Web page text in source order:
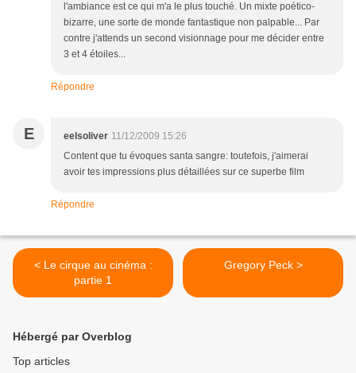
l'ambiance est ce qui m'a le plus touché. Un mixte poético-
bizarre, une sorte de monde fantastique non palpable... Par
contre j'attends un second visionnage pour me décider entre
3 et 4 étoiles...
Répondre
E eelsoliver 11/12/2009 15:26
Content que tu évoques santa sangre: toutefois, j'aimerai
avoir tes impressions plus détaillées sur ce superbe film
Répondre
< Le cirque au cinéma :
partie 1
Gregory Peck >
Hébergé par Overblog
Top articles